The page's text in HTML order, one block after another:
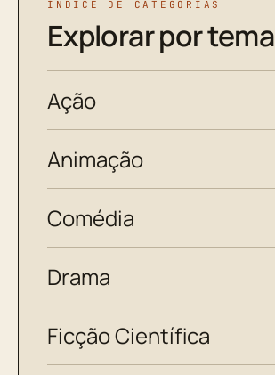
ÍNDICE DE CATEGORIAS
Explorar por tema
Ação
Animação
Comédia
Drama
Ficção Científica